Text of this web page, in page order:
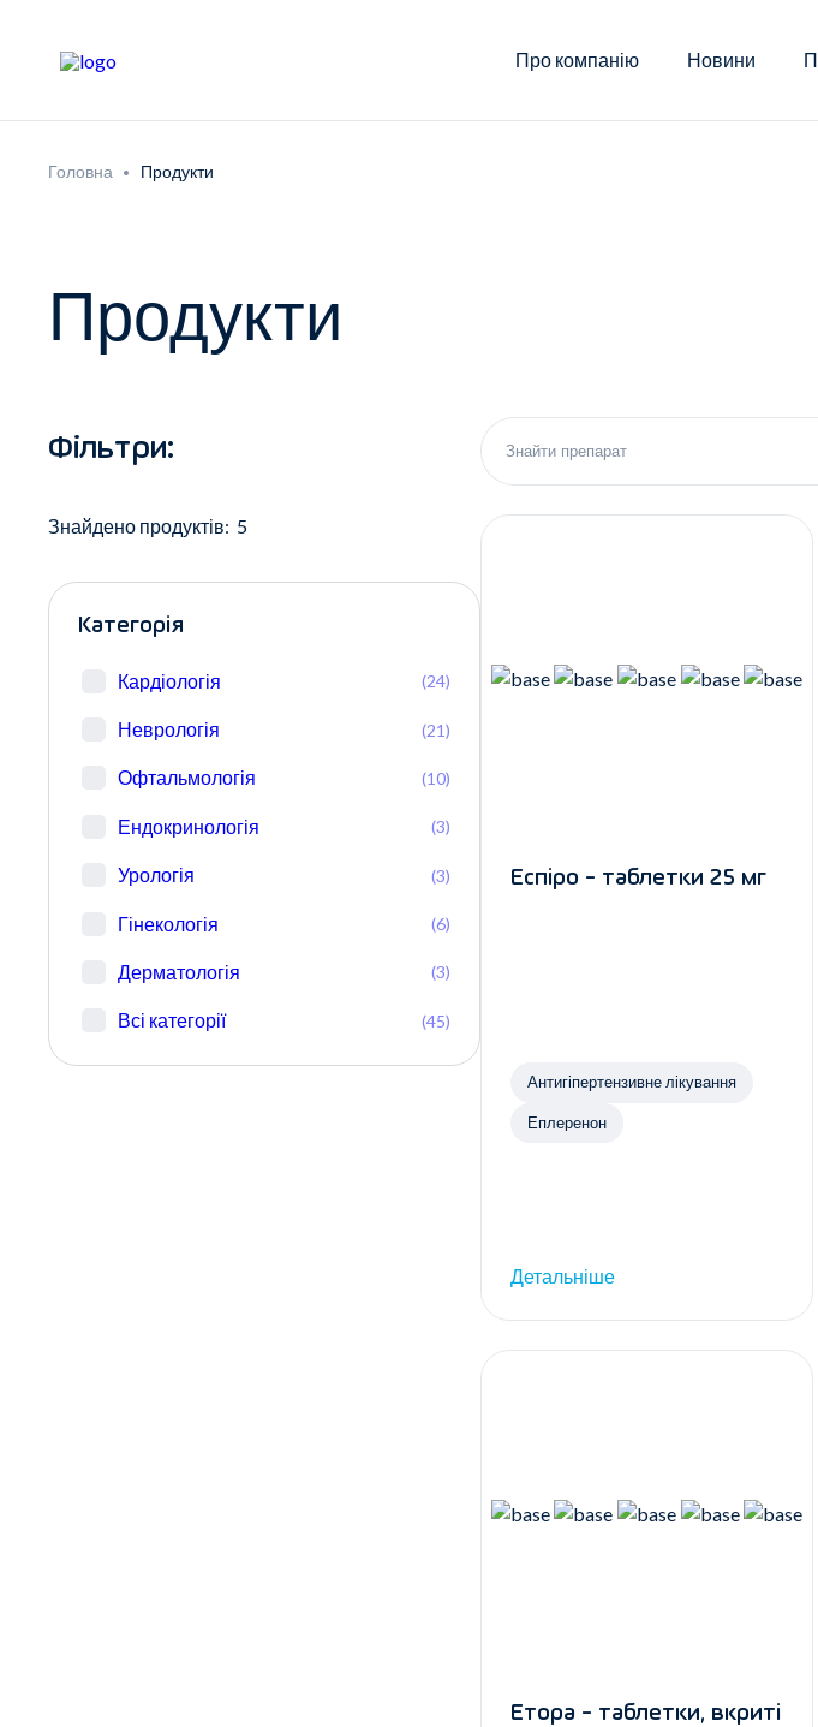
Про компанію Новини
Головна Продукти
Продукти
Фільтри:
Знайдено продуктів: 5
Категорія
Кардіологія (24)
Неврологія (21)
Офтальмологія (10)
Ендокринологія (3)
Урологія (3)
Гінекологія (6)
Дерматологія (3)
Всі категорії (45)
Еспіро - таблетки 25 мг
Антигіпертензивне лікування
Еплеренон
Детальніше
Етора - таблетки, вкриті